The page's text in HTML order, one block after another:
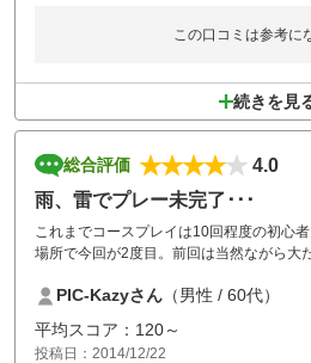
この口コミは参考に
続きを見
総合評価
4.0
雨、雷でプレー未完了･･･
これまでコースプレイは10回程度の初心
場所で今回が2度目。前回は当然ながら大
完了。こんな初心者でも、丁寧にスイン
コアを残せるトリッキーで難しいホール
度こそ本当にリベンジします。
PIC-Kazyさん （男性 / 60代）
平均スコア：120～
投稿日：2014/12/22